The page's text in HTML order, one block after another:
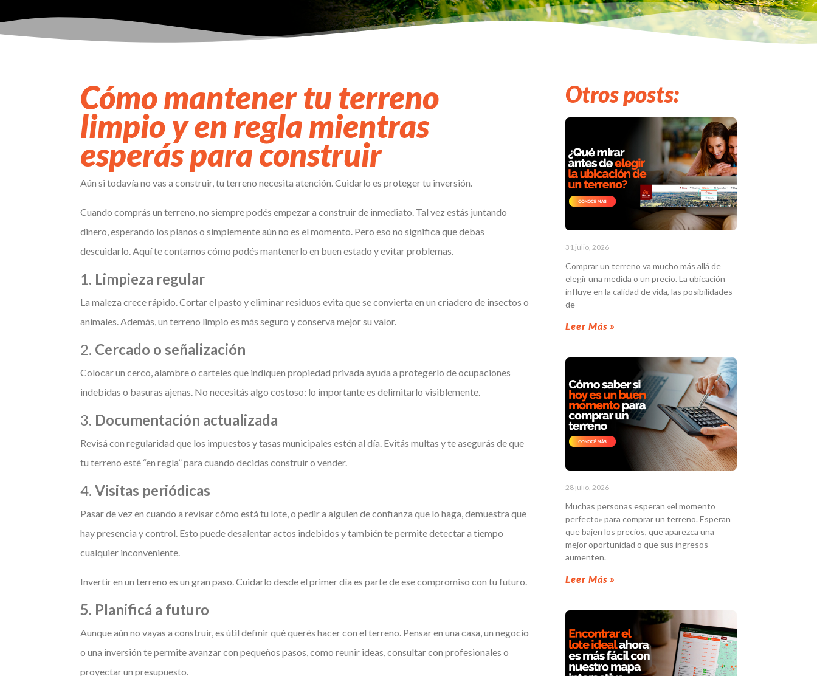
Cómo mantener tu terreno
limpio y en regla mientras
esperás para construir
Aún si todavía no vas a construir, tu terreno necesita atención. Cuidarlo es proteger tu inversión.
Cuando comprás un terreno, no siempre podés empezar a construir de inmediato. Tal vez estás juntando
dinero, esperando los planos o simplemente aún no es el momento. Pero eso no significa que debas
descuidarlo. Aquí te contamos cómo podés mantenerlo en buen estado y evitar problemas.
1. Limpieza regular
La maleza crece rápido. Cortar el pasto y eliminar residuos evita que se convierta en un criadero de insectos o
animales. Además, un terreno limpio es más seguro y conserva mejor su valor.
2. Cercado o señalización
Colocar un cerco, alambre o carteles que indiquen propiedad privada ayuda a protegerlo de ocupaciones
indebidas o basuras ajenas. No necesitás algo costoso: lo importante es delimitarlo visiblemente.
3. Documentación actualizada
Revisá con regularidad que los impuestos y tasas municipales estén al día. Evitás multas y te asegurás de que
tu terreno esté “en regla” para cuando decidas construir o vender.
4. Visitas periódicas
Pasar de vez en cuando a revisar cómo está tu lote, o pedir a alguien de confianza que lo haga, demuestra que
hay presencia y control. Esto puede desalentar actos indebidos y también te permite detectar a tiempo
cualquier inconveniente.
Invertir en un terreno es un gran paso. Cuidarlo desde el primer día es parte de ese compromiso con tu futuro.
5. Planificá a futuro
Aunque aún no vayas a construir, es útil definir qué querés hacer con el terreno. Pensar en una casa, un negocio
o una inversión te permite avanzar con pequeños pasos, como reunir ideas, consultar con profesionales o
proyectar un presupuesto.
Otros posts:
31 julio, 2026
Comprar un terreno va mucho más allá de
elegir una medida o un precio. La ubicación
influye en la calidad de vida, las posibilidades
de
Leer Más »
28 julio, 2026
Muchas personas esperan «el momento
perfecto» para comprar un terreno. Esperan
que bajen los precios, que aparezca una
mejor oportunidad o que sus ingresos
aumenten.
Leer Más »